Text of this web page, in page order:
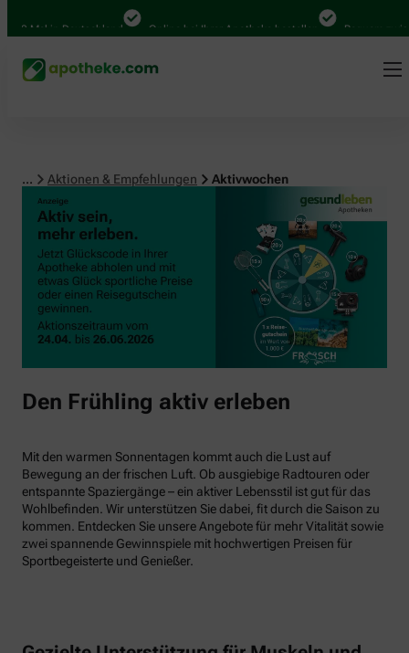
Mal in Deutschland Online bei Ihrer Apotheke bestellen Bequem
... Aktionen & Empfehlungen Aktivwochen
Den Frühling aktiv erleben
Mit den warmen Sonnentagen kommt auch die Lust auf
Bewegung an der frischen Luft. Ob ausgiebige Radtouren oder
entspannte Spaziergänge – ein aktiver Lebensstil ist gut für das
Wohlbefinden. Wir unterstützen Sie dabei, fit durch die Saison zu
kommen. Entdecken Sie unsere Angebote für mehr Vitalität sowie
zwei spannende Gewinnspiele mit hochwertigen Preisen für
Sportbegeisterte und Genießer.